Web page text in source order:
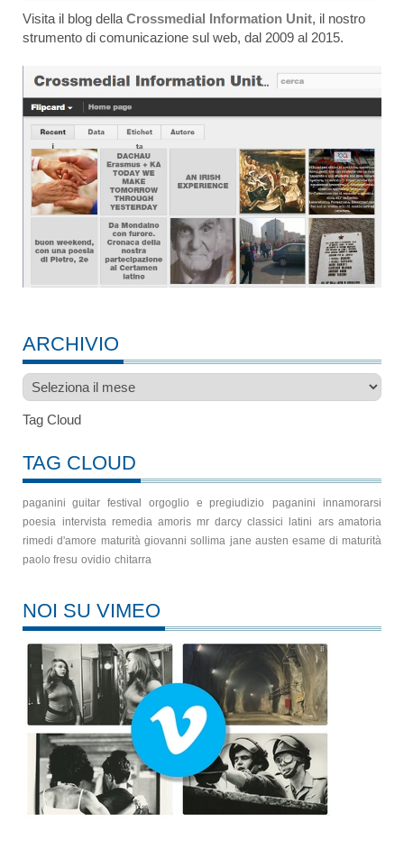
Visita il blog della Crossmedial Information Unit, il nostro
strumento di comunicazione sul web, dal 2009 al 2015.
ARCHIVIO
Archivio
Tag Cloud
TAG CLOUD
paganini guitar festival orgoglio e pregiudizio paganini
innamorarsi
poesia intervista remedia amoris mr darcy classici latini ars amatoria
rimedi d'amore maturità giovanni sollima jane austen esame di maturità
paolo fresu ovidio chitarra
NOI SU VIMEO